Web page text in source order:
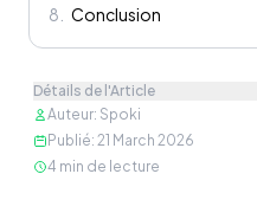
8
Conclusion
Détails de l'Article
Auteur: Spoki
Publié: 21 March 2026
4 min de lecture